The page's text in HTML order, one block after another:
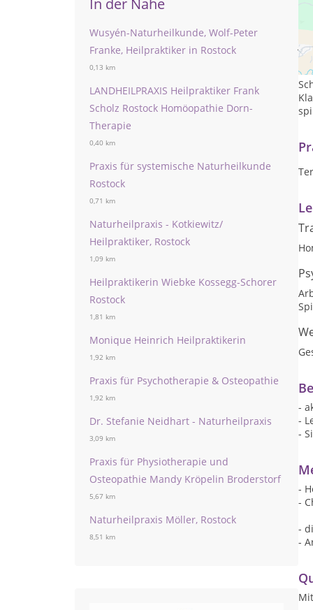
In der Nähe
Wusyén-Naturheilkunde, Wolf-Peter
Franke, Heilpraktiker in Rostock
0,13 km
LANDHEILPRAXIS Heilpraktiker Frank
Scholz Rostock Homöopathie Dorn-
Therapie
0,40 km
Praxis für systemische Naturheilkunde
Rostock
0,71 km
Naturheilpraxis - Kotkiewitz/
Heilpraktiker, Rostock
1,09 km
Heilpraktikerin Wiebke Kossegg-Schorer
Rostock
1,81 km
Monique Heinrich Heilpraktikerin
1,92 km
Praxis für Psychotherapie & Osteopathie
1,92 km
Dr. Stefanie Neidhart - Naturheilpraxis
3,09 km
Praxis für Physiotherapie und
Osteopathie Mandy Kröpelin Broderstorf
5,67 km
Naturheilpraxis Möller, Rostock
8,51 km
-
-
-
-
-
-
-